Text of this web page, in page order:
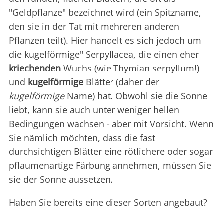
"Geldpflanze" bezeichnet wird (ein Spitzname,
den sie in der Tat mit mehreren anderen
Pflanzen teilt). Hier handelt es sich jedoch um
die kugelförmige" Serpyllacea, die einen eher
kriechenden Wuchs (wie Thymian serpyllum!)
und kugelförmige Blätter (daher der
kugelförmigeName) hat. Obwohl sie die Sonne
liebt, kann sie auch unter weniger hellen
Bedingungen wachsen - aber mit Vorsicht. Wenn
Sie nämlich möchten, dass die fast
durchsichtigen Blätter eine rötlichere oder sogar
pflaumenartige Färbung annehmen, müssen Sie
sie der Sonne aussetzen.
Haben Sie bereits eine dieser Sorten angebaut?